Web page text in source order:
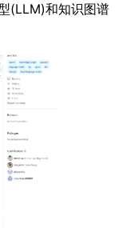
(LLM)和知识图谱